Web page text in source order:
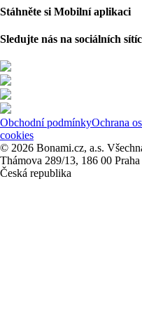
Stáhněte si Mobilní aplikaci
Sledujte nás na sociálních
Obchodní podmínkyOchrana
cookies
© 2026 Bonami.cz, a.s.
Thámova 289/13, 186 00 Praha
Česká republika